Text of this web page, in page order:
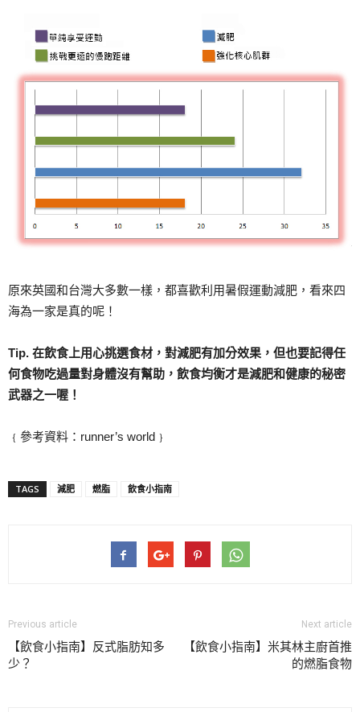
原來英國和台灣大多數一樣，都喜歡利用暑假運動減肥，看來四
海為一家是真的呢！
Tip. 在飲食上用心挑選食材，對減肥有加分效果，但也要記得任
何食物吃過量對身體沒有幫助，飲食均衡才是減肥和健康的秘密
武器之一喔！
﹛參考資料：runner’s world﹜
TAGS 減肥 燃脂 飲食小指南
Previous article
【飲食小指南】反式脂肪知多
少？
Next article
【飲食小指南】米其林主廚首推
的燃脂食物